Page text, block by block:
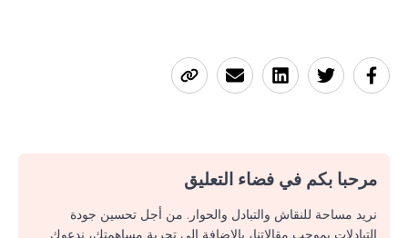
مرحبا بكم في فضاء التعليق
نريد مساحة للنقاش والتبادل والحوار. من أجل تحسين جودة
التبادلات بموجب مقالاتنا، بالإضافة إلى تجربة مساهمتك، ندعوك